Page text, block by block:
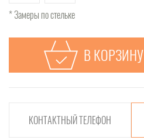
* Замеры по стельке
В КОРЗИНУ